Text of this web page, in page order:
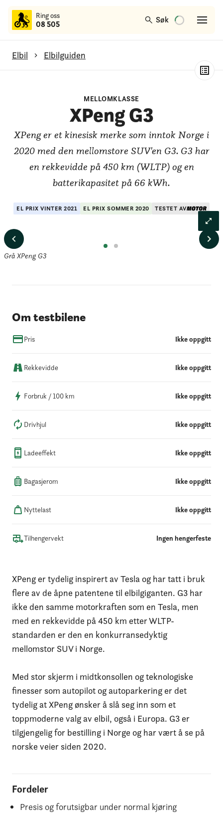
Ring oss
08 505 Søk
hovedinnhold
MELLOMKLASSE
XPeng G3
XPeng er et kinesisk merke som inntok Norge i
2020 med den mellomstore SUV'en G3. G3 har
en rekkevidde på 450 km (WLTP) og en
batterikapasitet på 66 kWh.
EL PRIXVINTER 2021 EL PRIXSOMMER 2020 TESTET AV
Om testbilene
Pris Ikke oppgitt
Rekkevidde Ikke oppgitt
Forbruk / 100 km Ikke oppgitt
Drivhjul Ikke oppgitt
Ladeeffekt Ikke oppgitt
Bagasjerom Ikke oppgitt
Nyttelast Ikke oppgitt
Tilhengervekt Ingen hengerfeste
XPeng er tydelig inspirert av Tesla og har tatt i bruk
flere av de åpne patentene til elbilgiganten. G3 har
ikke den samme motorkraften som en Tesla, men
med en rekkevidde på 450 km etter WLTP-
standarden er den en konkurransedyktig
mellomstor SUV i Norge.
Med stor skjerm i midtkonsollen og teknologiske
finesser som autopilot og autoparkering er det
tydelig at XPeng ønsker å slå seg inn som et
toppmoderne valg av elbil, også i Europa. G3 er
tilgjengelig for bestilling i Norge og har vært å se på
norske veier siden 2020.
Fordeler
Presis og forutsigbar under normal kjøring
Elbil Elbilguiden
Generelt om modellen
Test av lading